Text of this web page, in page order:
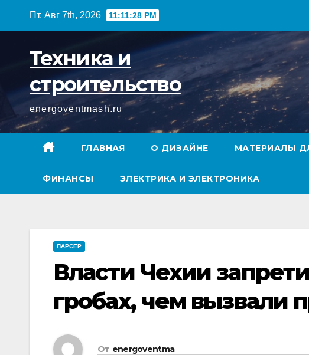
Пт. Авг 7th, 2026 11:11:29 PM
Техника и
строительство
energoventmash.ru
ГЛАВНАЯ О ДИЗАЙНЕ МАТЕРИАЛЫ
ФИНАНСЫ ЭЛЕКТРИКА И ЭЛЕКТРОНИКА
ПАРСЕР
Власти Чехии
гробах, чем вызвали
От energoventma